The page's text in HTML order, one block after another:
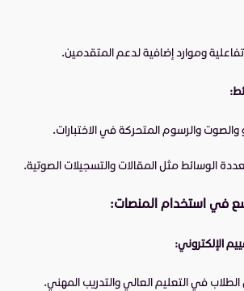
وموارد إضافية لدعم المتقدمين.
والرسوم المتحركة في الاختبارات.
الوسائط مثل المقالات والتسجيلات الصوتية.
في استخدام المنصات:
الإلكتروني:
الطلاب في التعليم العالي والتدريب المهني.